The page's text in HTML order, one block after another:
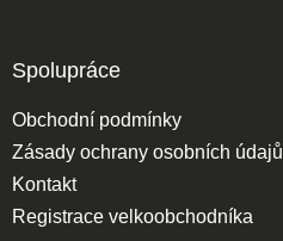
Spolupráce
Obchodní podmínky
Zásady ochrany osobních údajů
Kontakt
Registrace velkoobchodníka